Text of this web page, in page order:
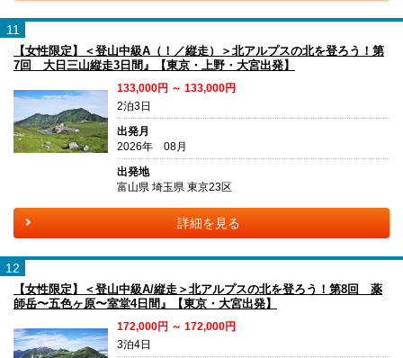
11
【女性限定】＜登山中級A（！／縦走）＞北アルプスの北を登ろう！第
7回 大日三山縦走3日間』【東京・上野・大宮出発】
133,000円 ～ 133,000円
2泊3日
出発月
2026年 08月
出発地
富山県 埼玉県 東京23区
詳細を見る
12
【女性限定】＜登山中級A/縦走＞北アルプスの北を登ろう！第8回 薬
師岳〜五色ヶ原〜室堂4日間』【東京・大宮出発】
172,000円 ～ 172,000円
3泊4日